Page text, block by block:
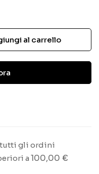
al carrello
tutti gli ordini
a 100,00 €